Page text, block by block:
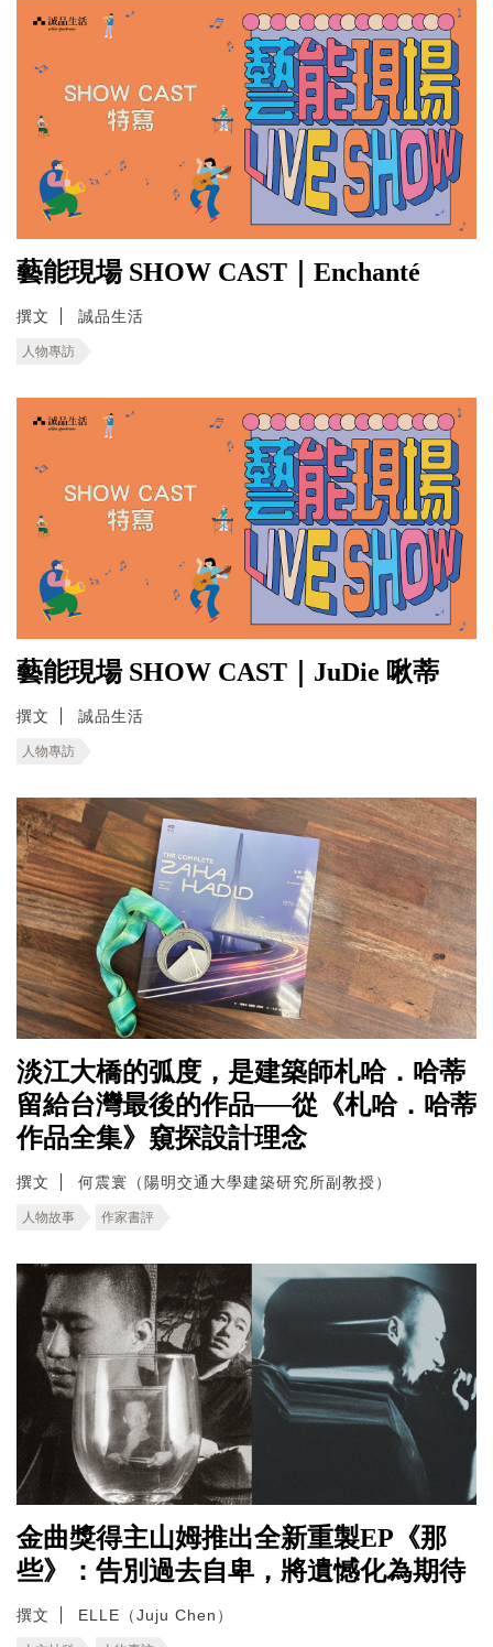
藝能現場 SHOW CAST｜Enchanté
撰文 誠品生活
人物專訪
藝能現場 SHOW CAST｜JuDie 啾蒂
撰文 誠品生活
人物專訪
淡江大橋的弧度，是建築師札哈．哈蒂
留給台灣最後的作品──從《札哈．哈蒂
作品全集》窺探設計理念
撰文 何震寰（陽明交通大學建築研究所副教授）
人物故事 作家書評
金曲獎得主山姆推出全新重製EP《那
些》：告別過去自卑，將遺憾化為期待
撰文 ELLE（Juju Chen）